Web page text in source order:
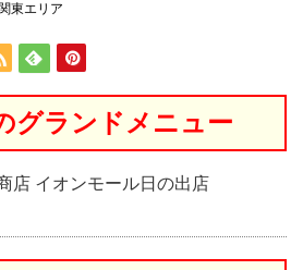
関東エリア
グランドメニュー
店 イオンモール日の出店